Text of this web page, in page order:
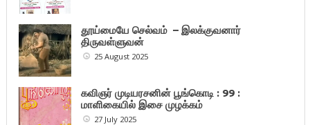
தூய்மையே செல்வம் – இலக்குவனார்
திருவள்ளுவன்
25 August 2025
கவிஞர் முடியரசனின் பூங்கொடி : 99 :
மாளிகையில் இசை முழக்கம்
27 July 2025